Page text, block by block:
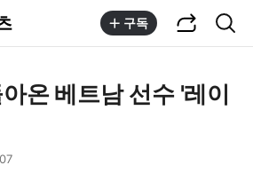
구독
온 베트남 선수 '레이